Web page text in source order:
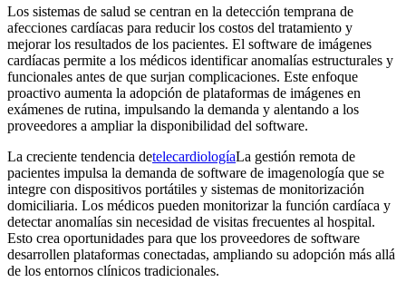
Los sistemas de salud se centran en la detección temprana de
afecciones cardíacas para reducir los costos del tratamiento y
mejorar los resultados de los pacientes. El software de imágenes
cardíacas permite a los médicos identificar anomalías estructurales y
funcionales antes de que surjan complicaciones. Este enfoque
proactivo aumenta la adopción de plataformas de imágenes en
exámenes de rutina, impulsando la demanda y alentando a los
proveedores a ampliar la disponibilidad del software.
La creciente tendencia detelecardiologíaLa gestión remota de
pacientes impulsa la demanda de software de imagenología que se
integre con dispositivos portátiles y sistemas de monitorización
domiciliaria. Los médicos pueden monitorizar la función cardíaca y
detectar anomalías sin necesidad de visitas frecuentes al hospital.
Esto crea oportunidades para que los proveedores de software
desarrollen plataformas conectadas, ampliando su adopción más allá
de los entornos clínicos tradicionales.